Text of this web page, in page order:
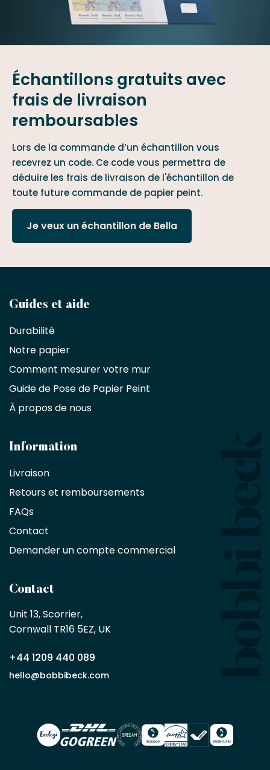
Échantillons gratuits avec
frais de livraison
remboursables
Lors de la commande d’un échantillon vous
recevrez un code. Ce code vous permettra de
déduire les frais de livraison de l'échantillon de
toute future commande de papier peint.
Je veux un échantillon de Bella
Devenez
partenaire
commercial
Décorateurs
d'intérieur,
designers
architectes
d'une
exclusive
de
%
sur
sans
minimum
en
partenaire
commercial
Demander
un compte
Guides et aide
Durabilité
Notre papier
Comment mesurer votre mur
Guide de Pose de Papier Peint
À propos de nous
Information
Livraison
Retours et remboursements
FAQs
Contact
Demander un compte commercial
Contact
Unit 13, Scorrier,
Cornwall TR16 5EZ, UK
+44 1209 440 089
hello@bobbibeck.com